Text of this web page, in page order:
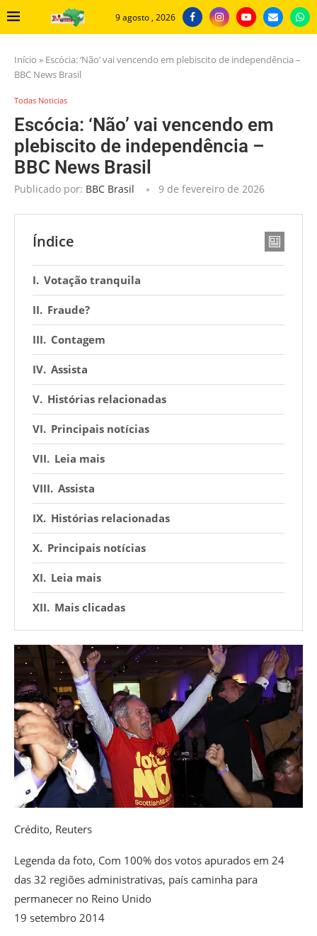
9 agosto , 2026
Início » Escócia: ‘Não’ vai vencendo em plebiscito de independência –
BBC News Brasil
Todas Noticias
Escócia: ‘Não’ vai vencendo em
plebiscito de independência –
BBC News Brasil
Publicado por: BBC Brasil 9 de fevereiro de 2026
Índice
Votação tranquila
Fraude?
Contagem
Assista
Histórias relacionadas
Principais notícias
Leia mais
Assista
Histórias relacionadas
Principais notícias
Leia mais
Mais clicadas
Crédito, Reuters
Legenda da foto, Com 100% dos votos apurados em 24
das 32 regiões administrativas, país caminha para
permanecer no Reino Unido
19 setembro 2014